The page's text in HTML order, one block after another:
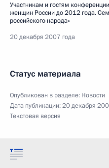
Участникам и гостям
женщин России до 2012 года.
российского народа»
20 декабря 2007 года
Статус материала
Опубликован в разделе: Новости
Дата публикации:20 декабря
Текстовая версия